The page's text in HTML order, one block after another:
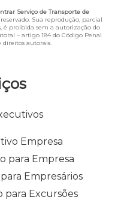
Empresa
para Empresa
Empresários
para Excursões
Serviço de Transporte de
Sua reprodução, parcial
é proibida sem a autorização do
– artigo 184 do Código Penal
direitos autorais.